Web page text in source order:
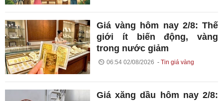
Giá vàng hôm nay 2/8: Thế
giới ít biến động, vàng
trong nước giảm
06:54 02/08/2026 Tin giá vàng
Giá xăng dầu hôm nay 2/8: